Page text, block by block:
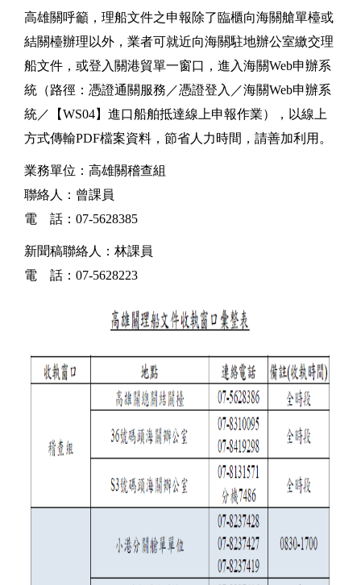
高雄關呼籲，理船文件之申報除了臨櫃向海關艙單檯或
結關檯辦理以外，業者可就近向海關駐地辦公室繳交理
船文件，或登入關港貿單一窗口，進入海關Web申辦系
統（路徑：憑證通關服務／憑證登入／海關Web申辦系
統／【WS04】進口船舶抵達線上申報作業），以線上
方式傳輸PDF檔案資料，節省人力時間，請善加利用。
業務單位：高雄關稽查組
聯絡人：曾課員
電 話：07-5628385
新聞稿聯絡人：林課員
電 話：07-5628223